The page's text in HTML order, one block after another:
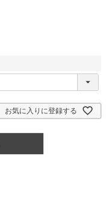
お気に入りに登録する